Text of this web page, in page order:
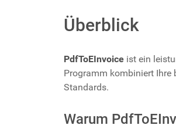
Überblick
PdfToEInvoice ist ein
Programm kombiniert Ihre
Standards.
Warum